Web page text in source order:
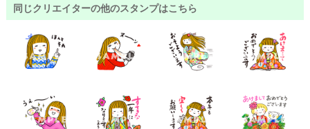
同じクリエイターの他のスタンプはこちら